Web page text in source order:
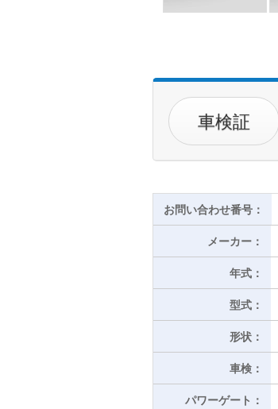
車検証
お問い合わせ番号：
メーカー：
年式：
型式：
形状：
車検：
パワーゲート：